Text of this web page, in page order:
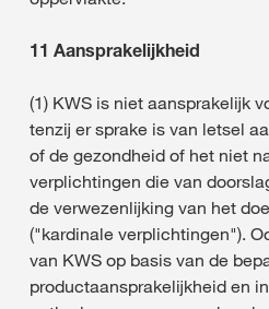
11 Aansprakelijkheid
(1) KWS is niet aansprakelijk
tenzij er sprake is van letsel
of de gezondheid of het niet
verplichtingen die van
de verwezenlijking van het
("kardinale verplichtingen").
van KWS op basis van de
productaansprakelijkheid en